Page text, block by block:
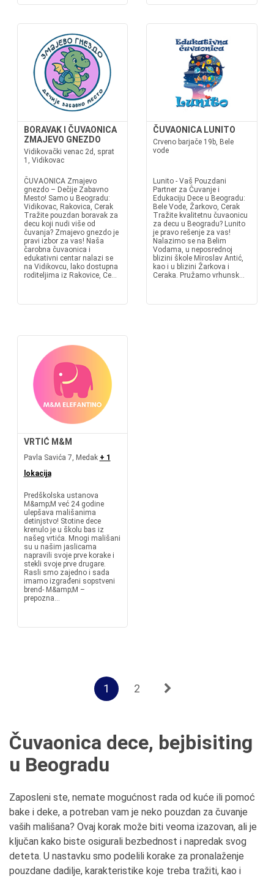
BORAVAK I ČUVAONICA
ZMAJEVO GNEZDO
Vidikovački venac 2d, sprat
1, Vidikovac
ČUVAONICA Zmajevo
gnezdo – Dečije Zabavno
Mesto! Samo u Beogradu:
Vidikovac, Rakovica, Cerak
Tražite pouzdan boravak za
decu koji nudi više od
čuvanja? Zmajevo gnezdo je
pravi izbor za vas! Naša
čarobna čuvaonica i
edukativni centar nalazi se
na Vidikovcu, lako dostupna
roditeljima iz Rakovice, Ce...
ČUVAONICA LUNITO
Crveno barjače 19b, Bele
vode
Lunito - Vaš Pouzdani
Partner za Čuvanje i
Edukaciju Dece u Beogradu:
Bele Vode, Žarkovo, Cerak
Tražite kvalitetnu čuvaonicu
za decu u Beogradu? Lunito
je pravo rešenje za vas!
Nalazimo se na Belim
Vodama, u neposrednoj
blizini škole Miroslav Antić,
kao i u blizini Žarkova i
Ceraka. Pružamo vrhunsk...
VRTIĆ M&M
Pavla Savića 7, Medak + 1
lokacija
Predškolska ustanova
M&amp;M već 24 godine
ulepšava mališanima
detinjstvo! Stotine dece
krenulo je u školu bas iz
našeg vrtića. Mnogi mališani
su u našim jaslicama
napravili svoje prve korake i
stekli svoje prve drugare.
Rasli smo zajedno i sada
imamo izgrađeni sopstveni
brend- M&amp;M –
prepozna...
1 2
Čuvaonica dece, bejbisiting
u Beogradu
Zaposleni ste, nemate mogućnost rada od kuće ili pomoć
bake i deke, a potreban vam je neko pouzdan za čuvanje
vaših mališana? Ovaj korak može biti veoma izazovan, ali je
ključan kako biste osigurali bezbednost i napredak svog
deteta. U nastavku smo podelili korake za pronalaženje
pouzdane dadilje, karakteristike koje treba tražiti, kao i